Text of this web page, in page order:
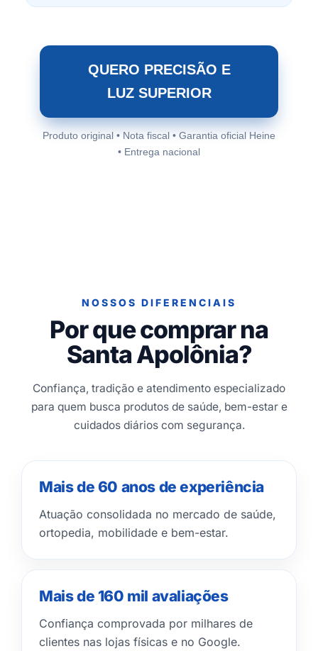
QUERO PRECISÃO E
LUZ SUPERIOR
Produto original • Nota fiscal • Garantia oficial Heine
• Entrega nacional
NOSSOS DIFERENCIAIS
Por que comprar na
Santa Apolônia?
Confiança, tradição e atendimento especializado
para quem busca produtos de saúde, bem-estar e
cuidados diários com segurança.
Mais de 60 anos de experiência
Atuação consolidada no mercado de saúde,
ortopedia, mobilidade e bem-estar.
Mais de 160 mil avaliações
Confiança comprovada por milhares de
clientes nas lojas físicas e no Google.